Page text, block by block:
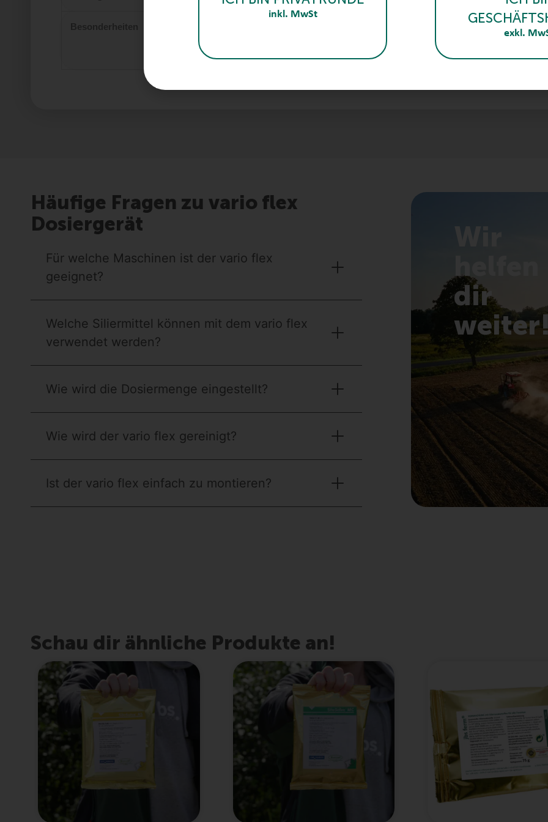
Kühltank schont Bakterien bei hohen Temperaturen
Häufige Fragen zu vario flex
Dosiergerät
Für welche Maschinen ist der vario flex
geeignet?
Welche Siliermittel können mit dem vario flex
verwendet werden?
Wie wird die Dosiermenge eingestellt?
Wie wird der vario flex gereinigt?
Ist der vario flex einfach zu montieren?
helfen
dir
weiter!
Schau dir ähnliche Produkte an!
inkl. MwSt
exkl.